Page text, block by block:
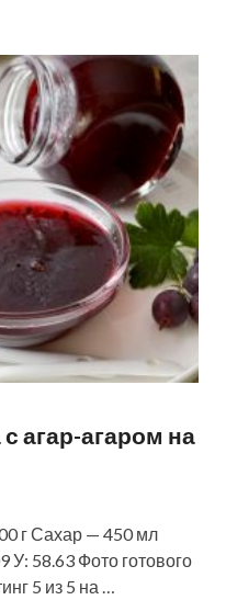
агар-агаром на
г Сахар — 450 мл
У: 58.63 Фото готового
5 из 5 на …